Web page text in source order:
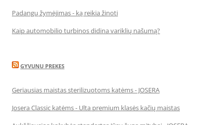
Padangų žymėjimas - ką reikia žinoti
Kaip automobilio turbinos didina variklių našumą?
GYVUNU PREKES
Geriausias maistas sterilizuotoms katėms - JOSERA
Josera Classic katėms - Ulta premium klasės kačių maistas